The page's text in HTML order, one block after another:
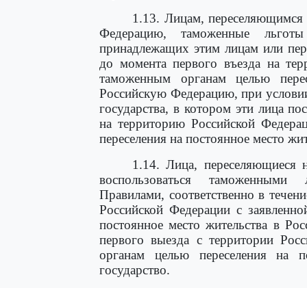
1.13. Лицам, переселяющимся
Федерацию, таможенные
принадлежащих этим лицам или
до момента первого въезда на
таможенным органам целью
Российскую Федерацию, при
государства, в котором эти лица
на территорию Российской
переселения на постоянное место
1.14. Лица, переселяющиеся
воспользоваться
Правилами, соответственно в
Российской Федерации с
постоянное место жительства в
первого выезда с территории
органам целью переселения на
государство.